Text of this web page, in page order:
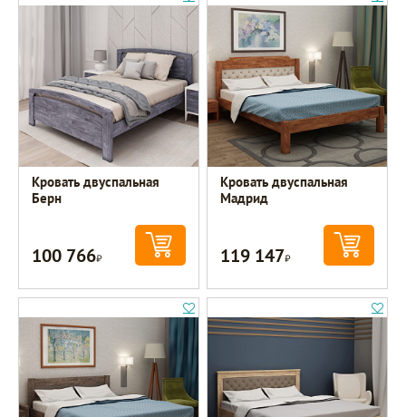
Кровать двуспальная
Берн
100 766Р
Кровать двуспальная
Мадрид
119 147Р